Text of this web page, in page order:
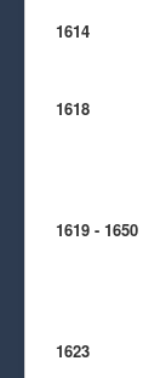
1614
1618
1619 - 1650
1623